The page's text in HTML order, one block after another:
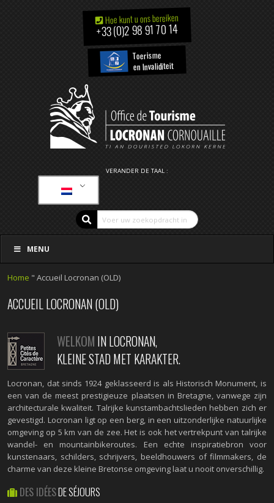
Hoe kunt u ons bereiken
+33 (0)2 98 91 70 14
Toerisme
en Invaliditeit
VERANDER DE TAAL :
MENU
Home "Accueil Locronan (OLD)
ACCUEIL LOCRONAN (OLD)
WELKOM IN LOCRONAN,
KLEINE STAD MET KARAKTER.
Locronan, dat sinds 1924 geklasseerd is als Historisch Monument, is
een van de meest prestigieuze plaatsen in Bretagne, vanwege zijn
architecturale kwaliteit. Talrijke kunstambachtslieden hebben zich er
gevestigd. Locronan ligt op een berg, in een uitzonderlijke natuurlijke
omgeving op 5 km van de zee. Het is ook het vertrekpunt van talrijke
wandel- en mountainbikeroutes. Een echte inspiratiebron voor
kunstenaars, schilders, schrijvers, beeldhouwers of filmmakers, de
charme van deze kleine Bretonse omgeving laat u nooit onverschillig.
DES IDÉESDE SÉJOURS